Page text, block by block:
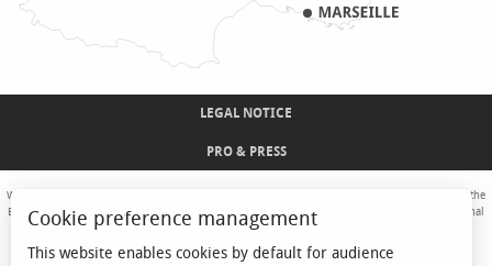
LEGAL NOTICE
PRO & PRESS
With the support of the European Union. Europe is committed to the Alpine Mountains with the
European Regional Development Fund. Co-financed by the Provence-Alpes-Côte d'Azur Regional
Council and the State, Commissariat Général des Territoires - FNADT - CIMA
Cookie preference management
This website enables cookies by default for audience